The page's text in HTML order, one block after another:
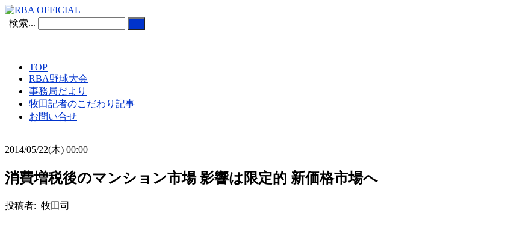
検索...
TOP
RBA野球大会
事務局だより
牧田記者のこだわり記事
お問い合せ
2014/05/22(木) 00:00
消費増税後のマンション市場 影響は限定的 新価格市場へ
投稿者: 牧田司